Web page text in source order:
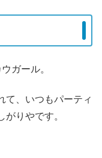
ガール。
て、いつもパーティ
りやです。